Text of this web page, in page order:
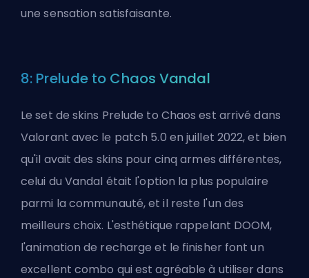
une sensation satisfaisante.
8: Prelude to Chaos Vandal
Le set de skins Prelude to Chaos est arrivé dans
Valorant avec le patch 5.0 en juillet 2022, et bien
qu'il avait des skins pour cinq armes différentes,
celui du Vandal était l'option la plus populaire
parmi la communauté, et il reste l'un des
meilleurs choix. L'esthétique rappelant DOOM,
l'animation de recharge et le finisher font un
excellent combo qui est agréable à utiliser dans